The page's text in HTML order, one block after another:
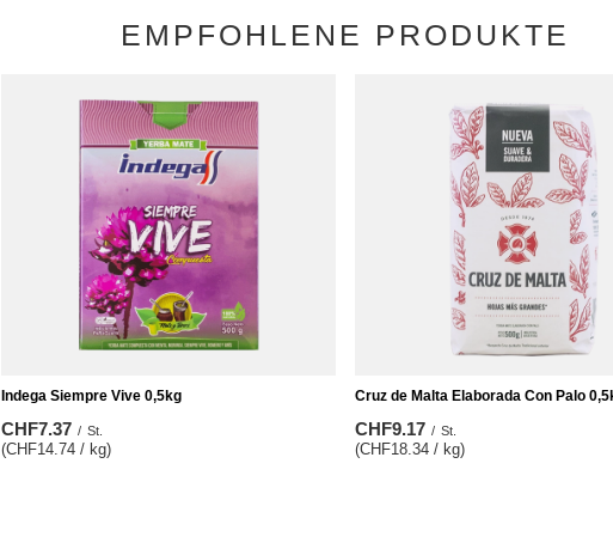
EMPFOHLENE PRODUKTE
Indega Siempre Vive 0,5kg
CHF7.37 / St.
(CHF14.74 / kg)
Cruz de Malta Elaborada Con Palo
CHF9.17 / St.
(CHF18.34 / kg)